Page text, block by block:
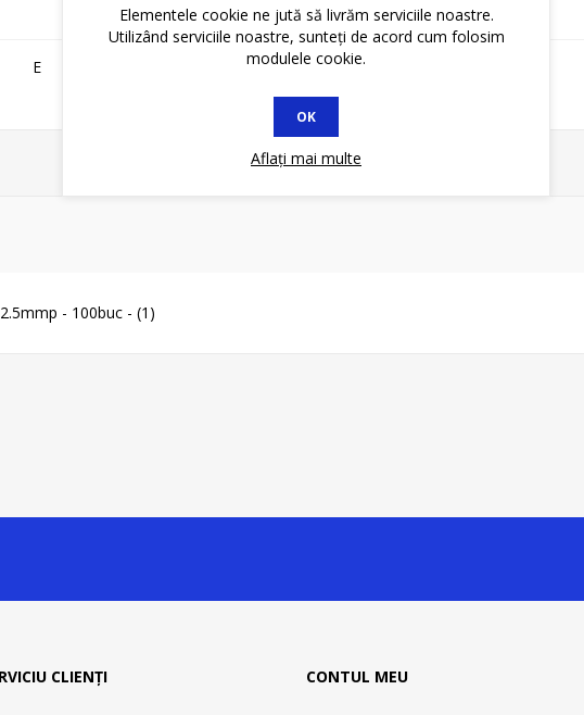
E
- 100buc - (1)
CLIENȚI CONTUL MEU
Elementele cookie ne jută să livrăm serviciile noastre.
Utilizând serviciile noastre, sunteți de acord cum folosim
modulele cookie.
OK
Aflați mai multe